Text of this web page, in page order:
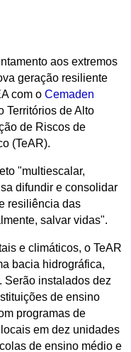
aos extremos
geração resiliente
com o Cemaden
Territórios de Alto
de Riscos de
(TeAR).
"multiescalar,
difundir e consolidar
resiliência das
salvar vidas".
e climáticos, o TeAR
bacia hidrográfica,
Serão instalados dez
de ensino
programas de
em dez unidades
de ensino médio e